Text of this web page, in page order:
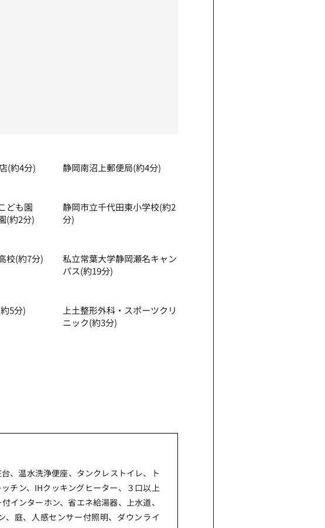
(約4分) 静岡南沼上郵便局(約4分)
ども園
(約2分)
静岡市⽴千代⽥東⼩学校(約2
分)
校(約7分)
私⽴常葉⼤学静岡瀬名キャン
パス(約19分)
5分)
上⼟整形外科・スポーツクリ
ニック(約3分)
、温水洗浄便座、タンクレストイレ、ト
チン、IHクッキングヒーター、３口以上
インターホン、省エネ給湯器、上水道、
、庭、人感センサー付照明、ダウンライ